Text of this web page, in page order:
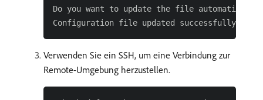
Do you want to update the file
Verwenden Sie ein SSH, um eine Verbindung zur
Remote-Umgebung herzustellen.